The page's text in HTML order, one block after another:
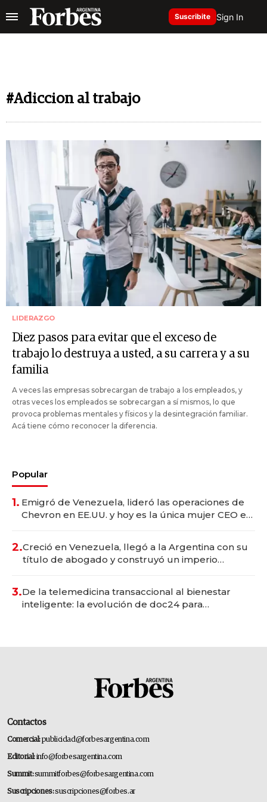
Suscribite Sign In
#Adiccion al trabajo
LIDERAZGO
Diez pasos para evitar que el exceso de
trabajo lo destruya a usted, a su carrera y a su
familia
A veces las empresas sobrecargan de trabajo a los empleados, y
otras veces los empleados se sobrecargan a sí mismos, lo que
provoca problemas mentales y físicos y la desintegración familiar.
Acá tiene cómo reconocer la diferencia.
Popular
1. Emigró de Venezuela, lideró las operaciones de
Chevron en EE.UU. y hoy es la única mujer CEO en
2.Creció en Venezuela, llegó a la Argentina con su
título de abogado y construyó un imperio
3.De la telemedicina transaccional al bienestar
inteligente: la evolución de doc24 para
Contactos
Comercial:publicidad@forbesargentina.com
Editorial:info@forbesargentina.com
Summit:summitforbes@forbesargentina.com
Suscripciones:suscripciones@forbes.ar